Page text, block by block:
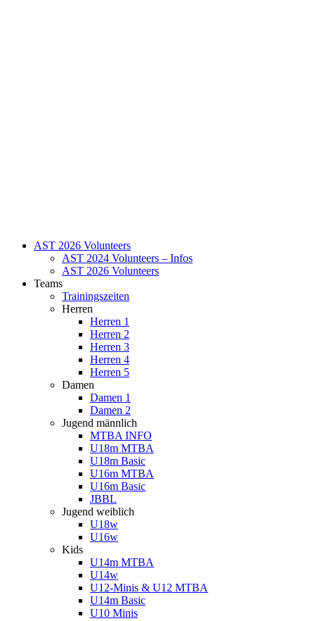
AST 2026 Volunteers
AST 2024 Volunteers – Infos
AST 2026 Volunteers
Teams
Trainingszeiten
Herren
Herren 1
Herren 2
Herren 3
Herren 4
Herren 5
Damen
Damen 1
Damen 2
Jugend männlich
MTBA INFO
U18m MTBA
U18m Basic
U16m MTBA
U16m Basic
JBBL
Jugend weiblich
U18w
U16w
Kids
U14m MTBA
U14w
U12-Minis & U12 MTBA
U14m Basic
U10 Minis